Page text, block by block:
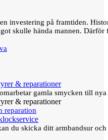
investering på framtiden.
skulle hända mannen.
& reparationer
gamla smycken till
& reparationer
reparation
du skicka ditt armbandsur